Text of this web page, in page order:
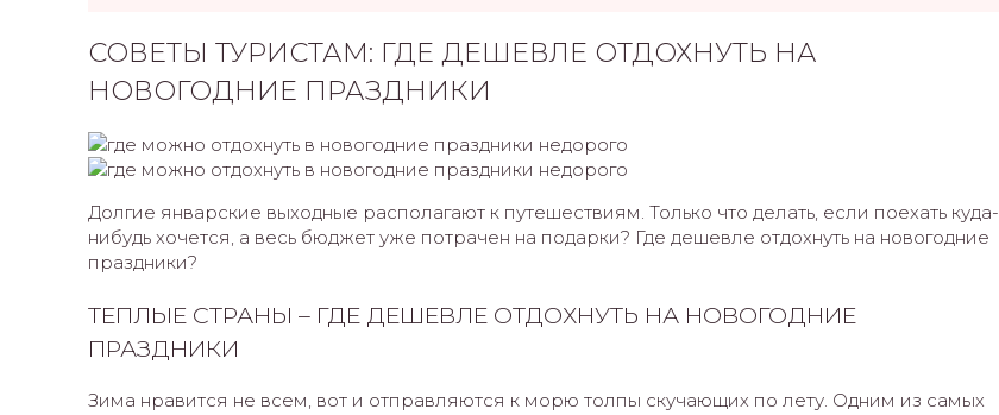
СОВЕТЫ ТУРИСТАМ: ГДЕ ДЕШЕВЛЕ ОТДОХНУТЬ НА
НОВОГОДНИЕ ПРАЗДНИКИ
Долгие январские выходные располагают к путешествиям. Только что делать, если поехать куда-
нибудь хочется, а весь бюджет уже потрачен на подарки? Где дешевле отдохнуть на новогодние
праздники?
ТЕПЛЫЕ СТРАНЫ – ГДЕ ДЕШЕВЛЕ ОТДОХНУТЬ НА НОВОГОДНИЕ
ПРАЗДНИКИ
Зима нравится не всем, вот и отправляются к морю толпы скучающих по лету. Одним из самых